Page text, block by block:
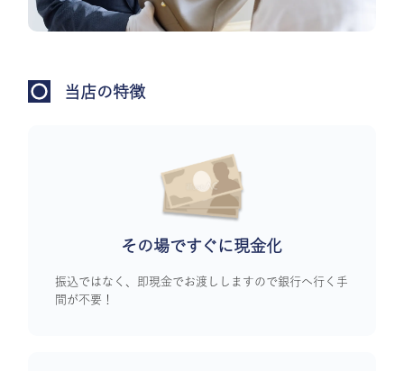
当店の特徴
その場ですぐに現金化
振込ではなく、即現金でお渡ししますので銀行へ行く手
間が不要！